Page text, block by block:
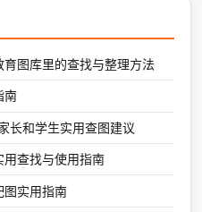
图库里的查找与整理方法
南
长和学生实用查图建议
查找与使用指南
图实用指南